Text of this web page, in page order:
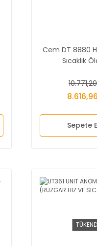
Cem DT 8880
Sıcaklık
Sepete